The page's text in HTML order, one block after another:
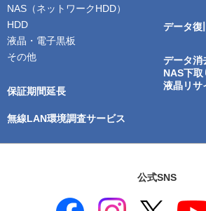
NAS（ネットワークHDD）
HDD
液晶・電子黒板
その他
保証期間延長
データ復
データ消
NAS下取
液晶リサ
無線LAN環境調査サービス
公式SNS